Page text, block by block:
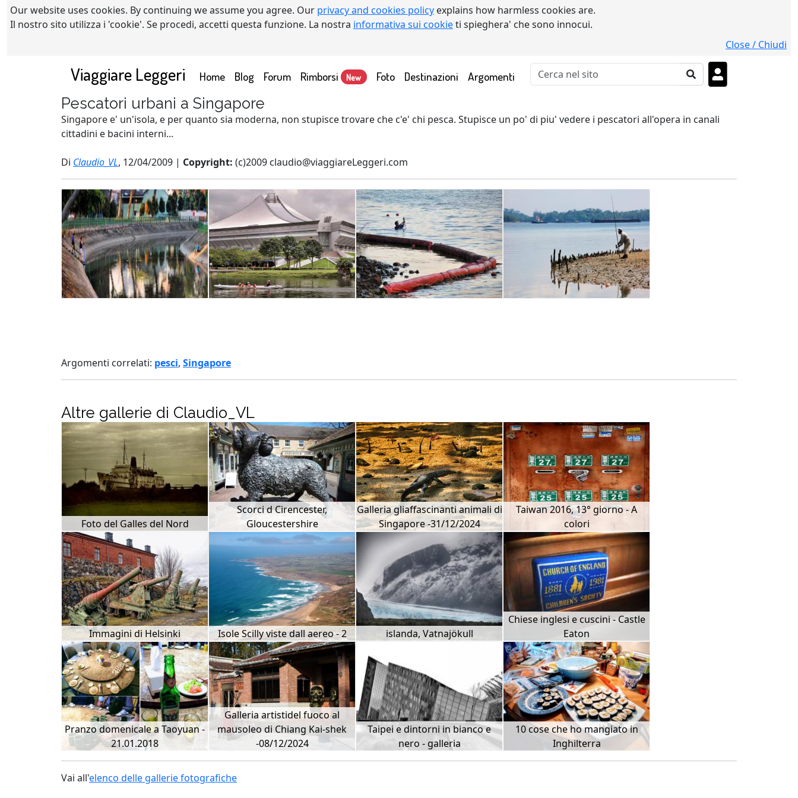
Our website uses cookies. By continuing we assume you agree. Our privacy and cookies policy explains how harmless cookies are.
Il nostro sito utilizza i 'cookie'. Se procedi, accetti questa funzione. La nostra informativa sui cookieti spieghera' che sono innocui.
Close / Chiudi
Viaggiare Leggeri Home(current)
Blog Forum Rimborsi New Foto Destinazioni Argomenti
Pescatori urbani a Singapore
Singapore e' un'isola, e per quanto sia moderna, non stupisce trovare che c'e' chi pesca. Stupisce un po' di piu' vedere i pescatori all'opera in canali
cittadini e bacini interni...
Di Claudio_VL, 12/04/2009 | Copyright: (c)2009 claudio@viaggiareLeggeri.com
Argomenti correlati: pesci, Singapore
Altre gallerie di Claudio_VL
Foto del Galles del Nord
Scorci d Cirencester,
Gloucestershire
Galleria gliaffascinanti animali di
Singapore -31/12/2024
Taiwan 2016, 13° giorno - A
colori
Immagini di Helsinki Isole Scilly viste dall aereo - 2 islanda, Vatnajökull
Chiese inglesi e cuscini - Castle
Eaton
Pranzo domenicale a Taoyuan -
21.01.2018
Galleria artistidel fuoco al
mausoleo di Chiang Kai-shek
-08/12/2024
Taipei e dintorni in bianco e
nero - galleria
10 cose che ho mangiato in
Inghilterra
Vai all'elenco delle gallerie fotografiche